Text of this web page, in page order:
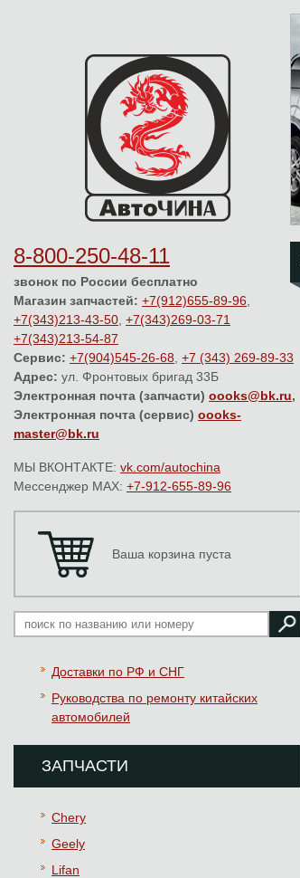
8-800-250-48-11
звонок по России бесплатно
Магазин запчастей: +7(912)655-89-96
+7(343)213-43-50 +7(343)269-03-71
+7(343)213-54-87
Сервис: +7(904)545-26-68 +7 (343) 269-89-33
Адрес: ул. Фронтовых бригад 33Б
Электронная почта (запчасти) oooks@bk.ru,
Электронная почта (сервис) oooks-
master@bk.ru
МЫ ВКОНТАКТЕ: vk.com/autochina
Мессенджер MAX: +7-912-655-89-96
Ваша корзина пуста
Доставки по РФ и СНГ
Руководства по ремонту китайских
автомобилей
ЗАПЧАСТИ
Chery
Geely
Lifan